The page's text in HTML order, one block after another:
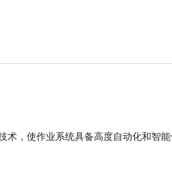
，使作业系统具备高度自动化和智能